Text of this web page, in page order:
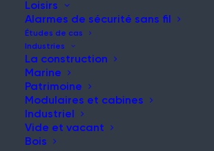
Loisirs
Alarmes de sécurité sans fil
Études de cas
Industries
La construction
Marine
Patrimoine
Modulaires et cabines
Industriel
Vide et vacant
Bois
NOUVELLES ET MISES À JOUR
Restez informé de nos
dernières nouvelles et
réflexions